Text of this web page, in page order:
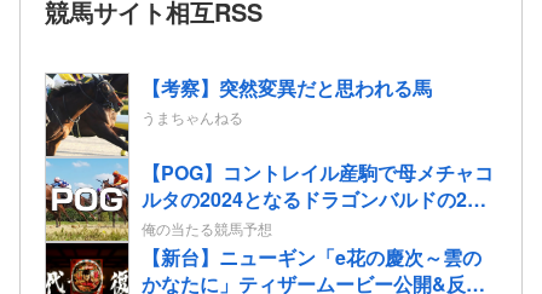
競馬サイト相互RSS
【考察】突然変異だと思われる馬
うまちゃんねる
【POG】コントレイル産駒で母メチャコ
ルタの2024となるドラゴンバルドの2歳
情報
俺の当たる競馬予想
【新台】ニューギン「e花の慶次～雲の
かなたに」ティザームービー公開&反応